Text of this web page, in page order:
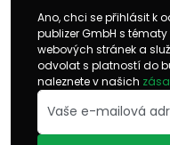
Ano, chci se přihlásit k
publizer GmbH s
webových stránek a
odvolat s platností do
naleznete v našich